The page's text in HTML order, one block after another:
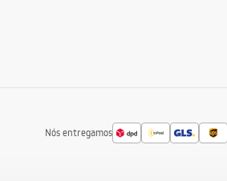
Nós entregamos